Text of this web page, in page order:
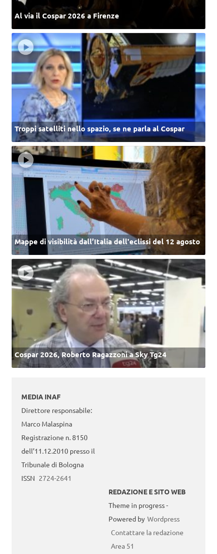
Al via il Cospar 2026 a Firenze
Troppi satelliti nello spazio, se ne parla al Cospar
Mappe di visibilità dall’Italia dell'eclissi del 12 agosto
Cospar 2026, Roberto Ragazzoni a Sky Tg24
MEDIA INAF
Direttore responsabile:
Marco Malaspina
Registrazione n. 8150
dell’11.12.2010 presso il
Tribunale di Bologna
ISSN 2724-2641
REDAZIONE E SITO WEB
Theme in progress -
Powered by Wordpress
Contattare la redazione
Area 51